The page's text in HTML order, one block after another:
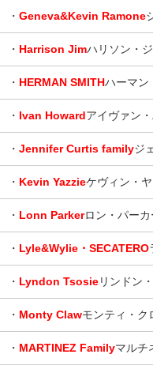
・ Geneva&Kevin Ramone
・ Harrison Jimハリソン・
・ HERMAN SMITHハーマン
・ Ivan Howardアイヴァン
・ Jennifer Curtis familyジ
・ Kevin Yazzieケヴィン・
・ Lonn Parkerロン・パーカ
・ Lyle&Wylie・SECATERO
・ Lyndon Tsosieリンドン
・ Monty Clawモンティ・ク
・ MARTINEZ Familyマルチ